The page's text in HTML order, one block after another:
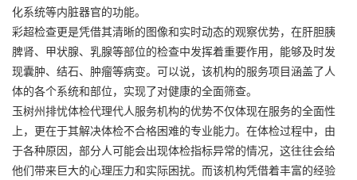
化系统等内脏器官的功能。
彩超检查更是凭借其清晰的图像和实时动态的观察优势，在肝胆胰
脾肾、甲状腺、乳腺等部位的检查中发挥着重要作用，能够及时发
现囊肿、结石、肿瘤等病变。可以说，该机构的服务项目涵盖了人
体的各个系统和部位，实现了对健康的全面筛查。
玉树州排忧体检代理代人服务机构的优势不仅体现在服务的全面性
上，更在于其解决体检不合格困难的专业能力。在体检过程中，由
于各种原因，部分人可能会出现体检指标异常的情况，这往往会给
他们带来巨大的心理压力和实际困扰。而该机构凭借着丰富的经验